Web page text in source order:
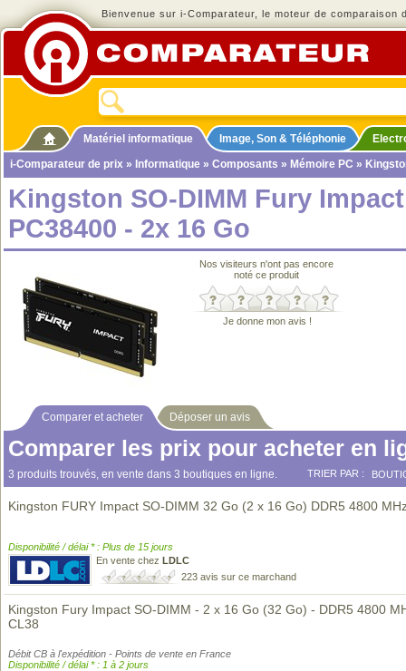
Bienvenue sur i-Comparateur, le moteur de comparaison
Matériel informatique Image, Son & Téléphonie
i-Comparateur de prix » Informatique » Composants » Mémoire PC »
Kingston SO-DIMM Fury
PC38400 - 2x 16 Go
Nos visiteurs n'ont pas encore
noté ce produit
Je donne mon avis !
Comparer et acheter Déposer un avis
Comparer les prix pour acheter en
3 produits trouvés, en vente dans 3 boutiques en ligne. TRIER PAR :
Kingston FURY Impact SO-DIMM 32 Go (2 x 16 Go) DDR5 4800
Disponibilité / délai * : Plus de 15 jours
En vente chez LDLC
223 avis sur ce marchand
Kingston Fury Impact SO-DIMM - 2 x 16 Go (32 Go) - DDR5 4800
CL38
Débit CB à l'expédition - Points de vente en France
Disponibilité / délai * : 1 à 2 jours